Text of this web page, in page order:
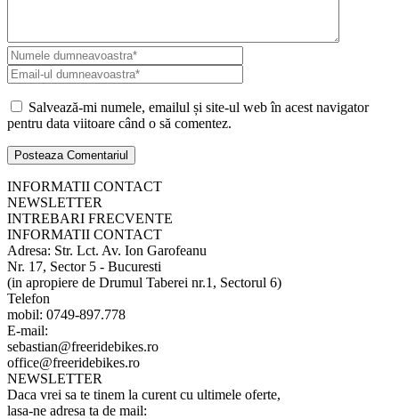
Salvează-mi numele, emailul și site-ul web în acest navigator
pentru data viitoare când o să comentez.
INFORMATII CONTACT
NEWSLETTER
INTREBARI FRECVENTE
INFORMATII CONTACT
Adresa: Str. Lct. Av. Ion Garofeanu
Nr. 17, Sector 5 - Bucuresti
(in apropiere de Drumul Taberei nr.1, Sectorul 6)
Telefon
mobil: 0749-897.778
E-mail:
sebastian@freeridebikes.ro
office@freeridebikes.ro
NEWSLETTER
Daca vrei sa te tinem la curent cu ultimele oferte,
lasa-ne adresa ta de mail: